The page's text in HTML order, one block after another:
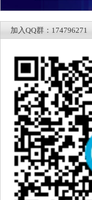
加入QQ群：174796271